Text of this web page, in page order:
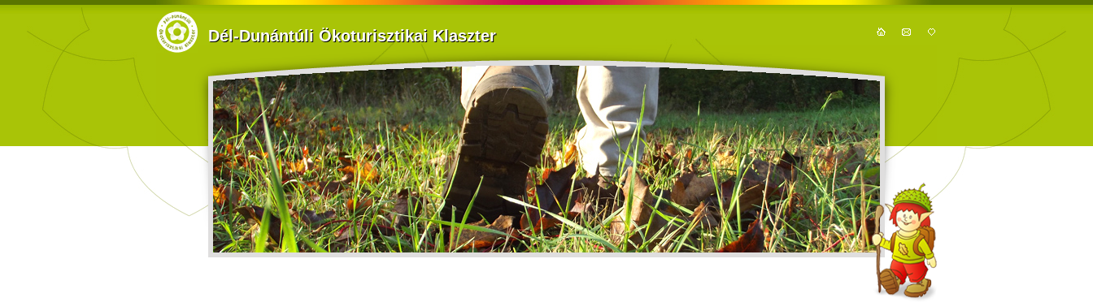
Dél-Dunántúli Ökoturisztikai Klaszter